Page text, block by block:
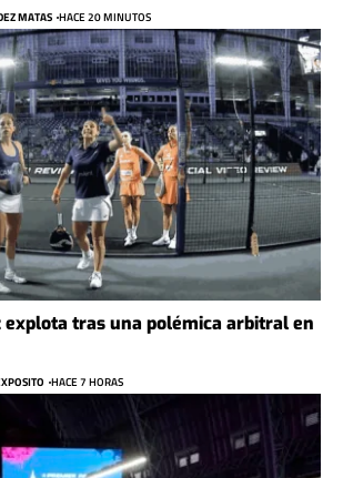
MATAS HACE 20 MINUTOS
explota tras una polémica arbitral en
HACE 7 HORAS